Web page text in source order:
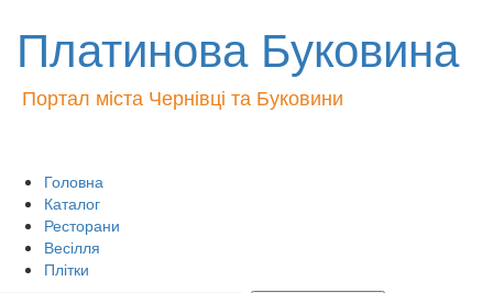
Платинова Буковина
Портал міста Чернівці та Буковини
Головна
Каталог
Ресторани
Весілля
Плітки